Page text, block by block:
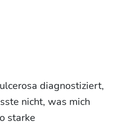
diagnostiziert,
nicht, was mich
starke